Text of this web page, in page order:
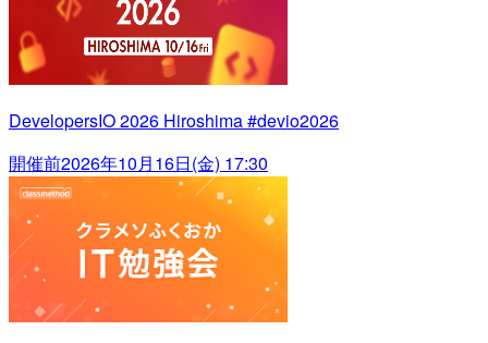
DevelopersIO 2026 Hiroshima #devio2026
開催前2026年10月16日(金) 17:30